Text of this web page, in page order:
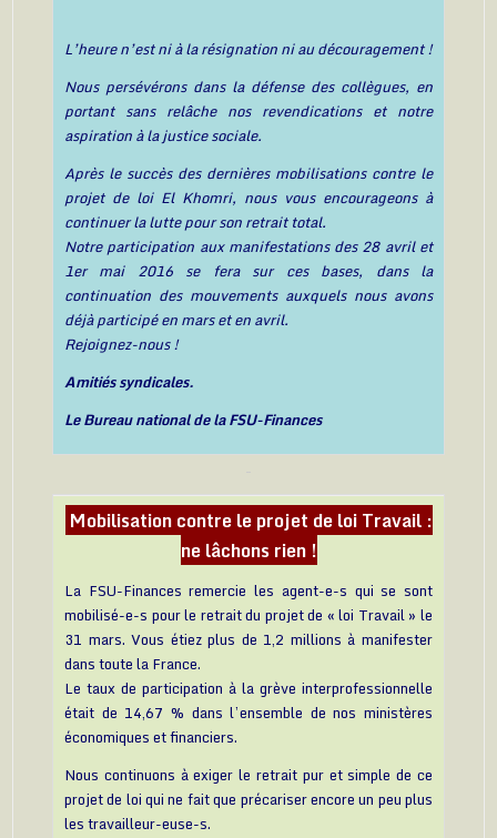
L’heure n’est ni à la résignation ni au découragement !
Nous persévérons dans la défense des collègues, en
portant sans relâche nos revendications et notre
aspiration à la justice sociale.
Après le succès des dernières mobilisations contre le
projet de loi El Khomri, nous vous encourageons à
continuer la lutte pour son retrait total.
Notre participation aux manifestations des 28 avril et
1er mai 2016 se fera sur ces bases, dans la
continuation des mouvements auxquels nous avons
déjà participé en mars et en avril.
Rejoignez-nous !
Amitiés syndicales.
Le Bureau national de la FSU-Finances
Mobilisation contre le projet de loi Travail :
ne lâchons rien !
La FSU-Finances remercie les agent-e-s qui se sont
mobilisé-e-s pour le retrait du projet de « loi Travail » le
31 mars. Vous étiez plus de 1,2 millions à manifester
dans toute la France.
Le taux de participation à la grève interprofessionnelle
était de 14,67 % dans l’ensemble de nos ministères
économiques et financiers.
Nous continuons à exiger le retrait pur et simple de ce
projet de loi qui ne fait que précariser encore un peu plus
les travailleur-euse-s.